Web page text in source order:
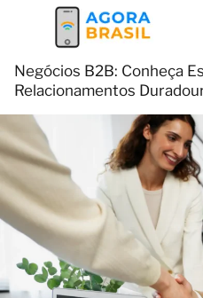
Negócios B2B: Conheça
Relacionamentos